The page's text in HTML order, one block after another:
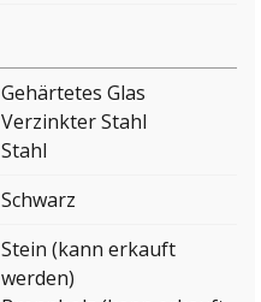
Gehärtetes Glas
Verzinkter Stahl
Stahl
Schwarz
Stein (kann erkauft
werden)